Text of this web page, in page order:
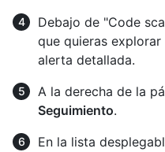
Debajo de "Code
que quieras
alerta detallada.
A la derecha de la
Seguimiento.
En la lista